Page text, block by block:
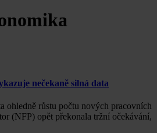
nečekaně silná data
ohledně růstu počtu nových pracovních
(NFP) opět překonala tržní očekávání,